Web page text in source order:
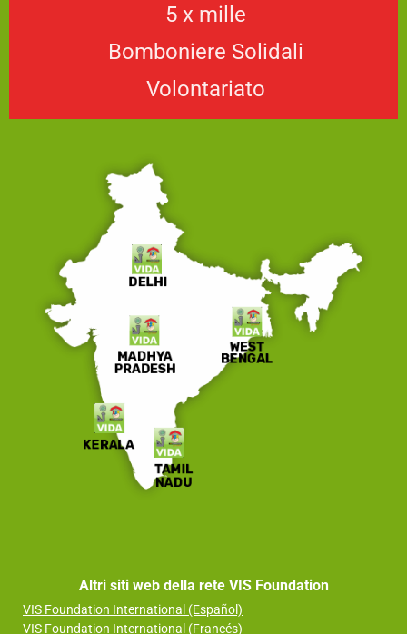
5 x mille
Bomboniere Solidali
Volontariato
Altri siti web della rete VIS Foundation
VIS Foundation International (Español)
VIS Foundation International (Francés)